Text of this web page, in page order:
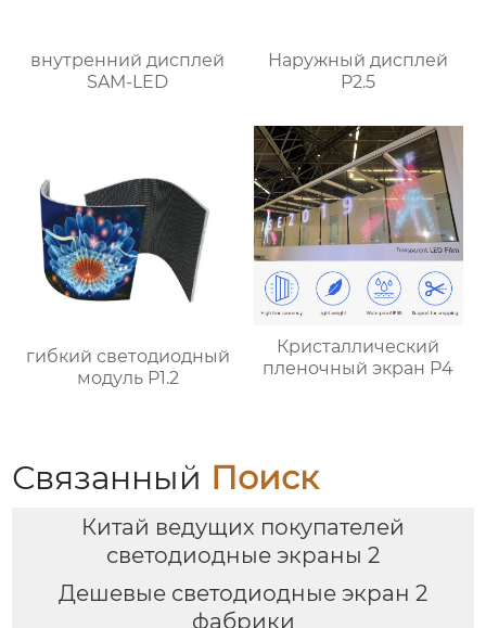
внутренний дисплей
SAM-LED
Наружный дисплей
P2.5
гибкий светодиодный
модуль P1.2
Кристаллический
пленочный экран P4
Связанный Поиск
Китай ведущих покупателей
светодиодные экраны 2
Дешевые светодиодные экран 2
фабрики